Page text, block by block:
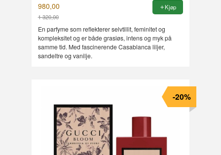
980,00
1 320,00
Rabatt
Kjøp
En parfyme som reflekterer selvtillit, feminitet og
kompleksitet og er både grasiøs, intens og myk på
samme tid. Med fascinerende Casablanca liljer,
sandeltre og vanilje.
-20%